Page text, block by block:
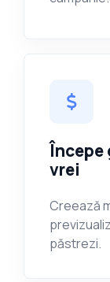
Începe
vrei
Creează
păstrezi.